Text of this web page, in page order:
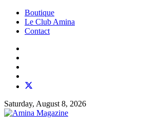
Boutique
Le Club Amina
Contact
Saturday, August 8, 2026